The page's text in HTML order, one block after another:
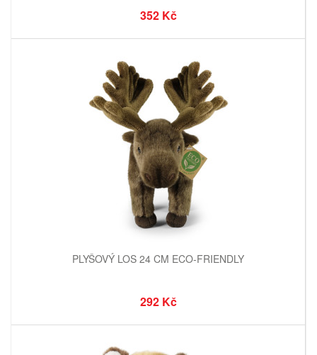
352 Kč
PLYŠOVÝ LOS 24 CM ECO-FRIENDLY
292 Kč